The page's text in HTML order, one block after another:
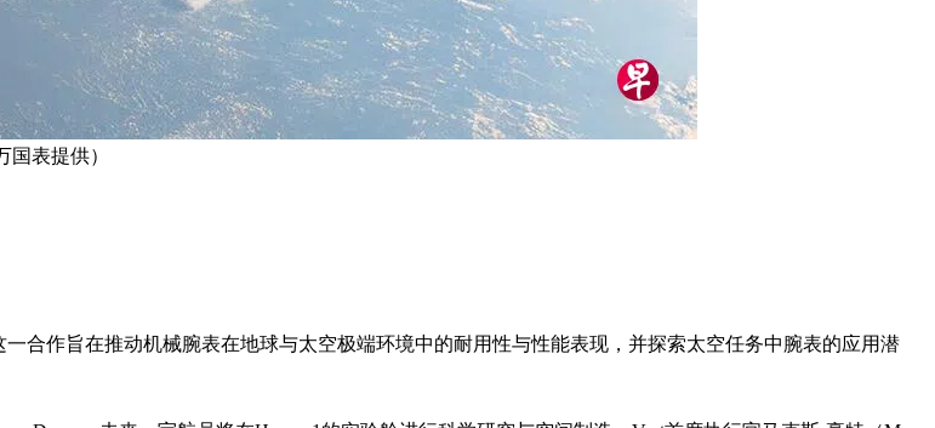
表提供）
合作旨在推动机械腕表在地球与太空极端环境中的耐用性与性能表现，并探索太空任务中腕表的应用潜